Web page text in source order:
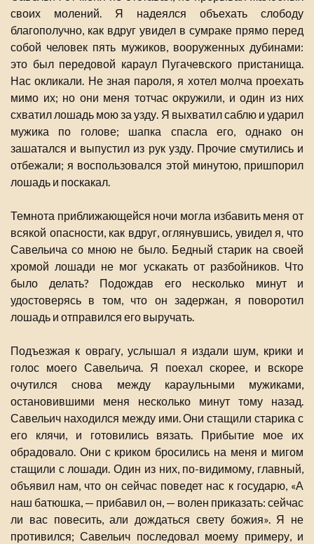
своих молений. Я надеялся объехать слободу
благополучно, как вдруг увидел в сумраке прямо перед
собой человек пять мужиков, вооруженных дубинами:
это был передовой караул Пугачевского пристанища.
Нас окликали. Не зная пароля, я хотел молча проехать
мимо их; но они меня тотчас окружили, и один из них
схватил лошадь мою за узду. Я выхватил саблю и ударил
мужика по голове; шапка спасла его, однако он
зашатался и выпустил из рук узду. Прочие смутились и
отбежали; я воспользовался этой минутою, пришпорил
лошадь и поскакал.
Темнота приближающейся ночи могла избавить меня от
всякой опасности, как вдруг, оглянувшись, увидел я, что
Савельича со мною не было. Бедный старик на своей
хромой лошади не мог ускакать от разбойников. Что
было делать? Подождав его несколько минут и
удостоверясь в том, что он задержан, я поворотил
лошадь и отправился его выручать.
Подъезжая к оврагу, услышал я издали шум, крики и
голос моего Савельича. Я поехал скорее, и вскоре
очутился снова между караульными мужиками,
остановившими меня несколько минут тому назад.
Савельич находился между ими. Они стащили старика с
его клячи, и готовились вязать. Прибытие мое их
обрадовало. Они с криком бросились на меня и мигом
стащили с лошади. Один из них, по-видимому, главный,
объявил нам, что он сейчас поведет нас к государю, «А
наш батюшка, — прибавил он, — волен приказать: сейчас
ли вас повесить, али дождаться свету божия». Я не
противился; Савельич последовал моему примеру, и